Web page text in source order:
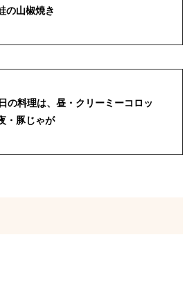
の山椒焼き
の料理は、昼・クリーミーコロッ
・豚じゃが